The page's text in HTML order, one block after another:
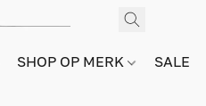
SHOP OP MERK SALE